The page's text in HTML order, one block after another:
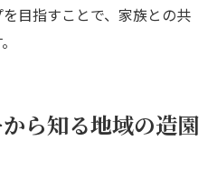
目指すことで、家族との共
ら知る地域の造園